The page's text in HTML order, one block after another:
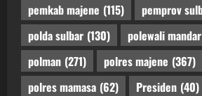
pemkab majene (115) pemprov
polda sulbar (130) polewali mandar
polman (271) polres majene (367)
polres mamasa (62) Presiden (40)